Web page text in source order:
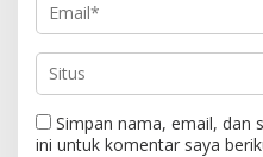
Simpan nama, email, dan
ini untuk komentar saya